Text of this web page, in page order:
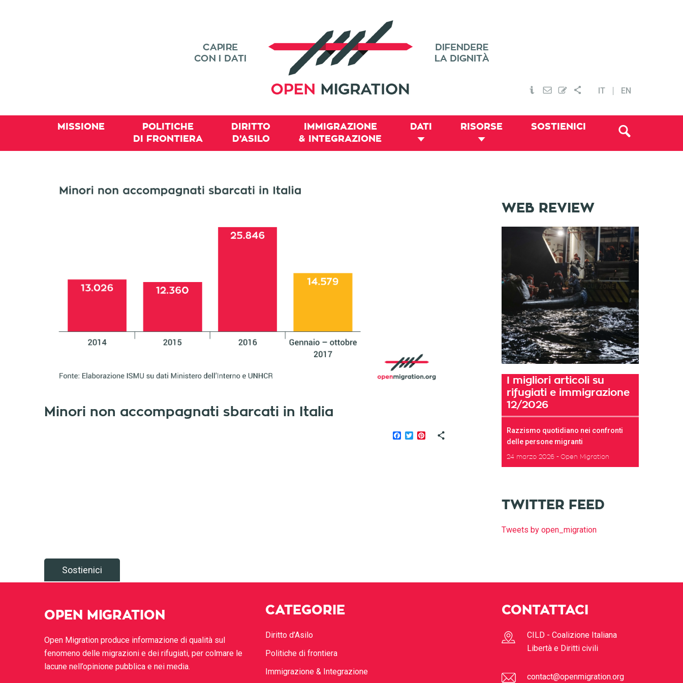
IT EN
MISSIONE
POLITICHE
DI FRONTIERA
DIRITTO
D’ASILO
IMMIGRAZIONE
& INTEGRAZIONE
DATI RISORSE SOSTIENICI
Minori non accompagnati sbarcati in Italia
Facebook
TwitterPinterest
WEB REVIEW
I migliori articoli su
rifugiati e immigrazione
12/2026
Razzismo quotidiano nei confronti
delle persone migranti
24 marzo 2026 Open Migration
TWITTER FEED
Tweets by open_migration
Sostienici
OPEN MIGRATION
Open Migration produce informazione di qualità sul
fenomeno delle migrazioni e dei rifugiati, per colmare le
lacune nell’opinione pubblica e nei media.
CATEGORIE
Diritto d’Asilo
Politiche di frontiera
Immigrazione & Integrazione
CONTATTACI
CILD - Coalizione Italiana
Libertà e Diritti civili
contact@openmigration.org